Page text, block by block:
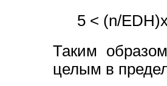
5 < (n/
Таким
целым в